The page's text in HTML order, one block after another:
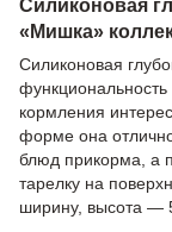
Силиконовая
«Мишка»
Силиконовая
кормления
форме она
блюд прикорма, а
тарелку на
ширину, высота —